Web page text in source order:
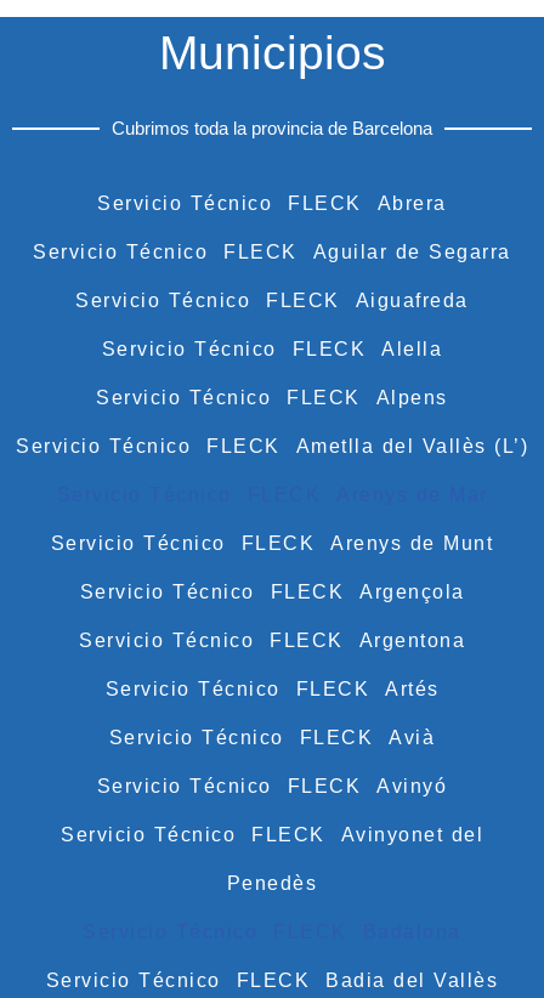
Municipios
Cubrimos toda la provincia de Barcelona
Servicio Técnico FLECK Abrera
Servicio Técnico FLECK Aguilar de Segarra
Servicio Técnico FLECK Aiguafreda
Servicio Técnico FLECK Alella
Servicio Técnico FLECK Alpens
Servicio Técnico FLECK Ametlla del Vallès (L’)
Servicio Técnico FLECK Arenys de Munt
Servicio Técnico FLECK Argençola
Servicio Técnico FLECK Argentona
Servicio Técnico FLECK Artés
Servicio Técnico FLECK Avià
Servicio Técnico FLECK Avinyó
Servicio Técnico FLECK Avinyonet del
Penedès
Servicio Técnico FLECK Badia del Vallès